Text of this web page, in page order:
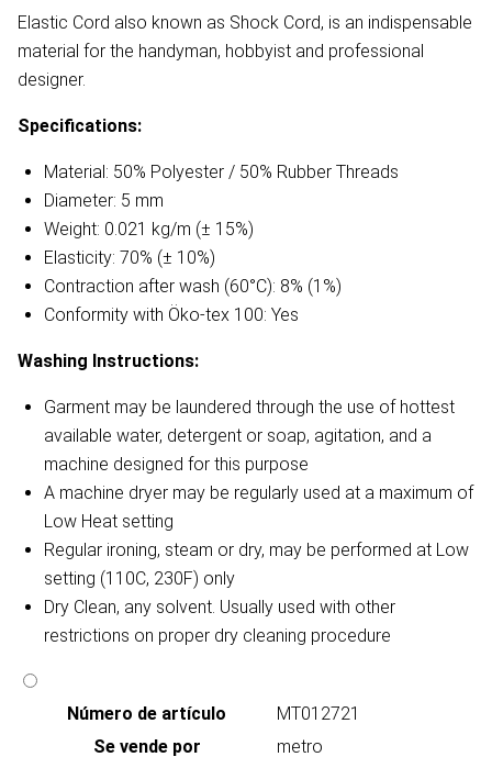
Elastic Cord also known as Shock Cord, is an indispensable
material for the handyman, hobbyist and professional
designer.
Specifications:
Material: 50% Polyester / 50% Rubber Threads
Diameter: 5 mm
Weight: 0.021 kg/m (± 15%)
Elasticity: 70% (± 10%)
Contraction after wash (60°C): 8% (1%)
Conformity with Öko-tex 100: Yes
Washing Instructions:
Garment may be laundered through the use of hottest
available water, detergent or soap, agitation, and a
machine designed for this purpose
A machine dryer may be regularly used at a maximum of
Low Heat setting
Regular ironing, steam or dry, may be performed at Low
setting (110C, 230F) only
Dry Clean, any solvent. Usually used with other
restrictions on proper dry cleaning procedure
Número de artículo
MT012721
Se vende por
metro